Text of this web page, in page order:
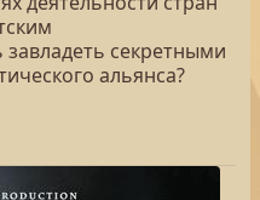
секретными
альянса?